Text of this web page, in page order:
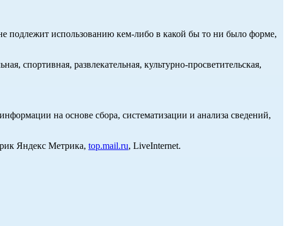
подлежит использованию кем-либо в какой бы то ни было форме,
спортивная, развлекательная, культурно-просветительская,
на основе сбора, систематизации и анализа сведений,
Яндекс Метрика, top.mail.ru, LiveInternet.